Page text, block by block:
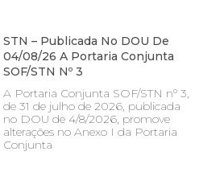
STN – Publicada No DOU De
04/08/26 A Portaria Conjunta
SOF/STN Nº 3
A Portaria Conjunta SOF/STN nº 3,
de 31 de julho de 2026, publicada
no DOU de 4/8/2026, promove
alterações no Anexo I da Portaria
Conjunta